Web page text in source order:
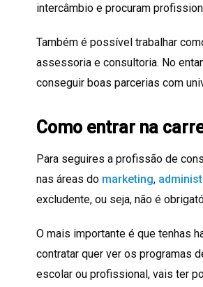
intercâmbio e procuram
Também é possível trabalhar
assessoria e consultoria. No
conseguir boas parcerias com
Como entrar na
Para seguires a profissão de
nas áreas do marketing,
excludente, ou seja, não é
O mais importante é que tenhas
contratar quer ver os programas
escolar ou profissional, vais ter